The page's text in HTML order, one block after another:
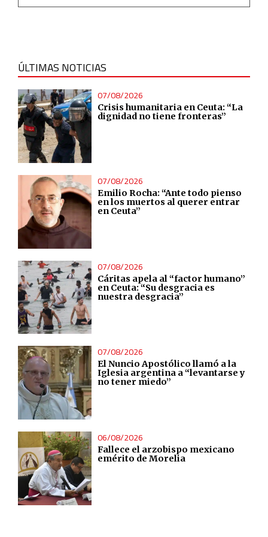
ÚLTIMAS NOTICIAS
07/08/2026
Crisis humanitaria en Ceuta: “La
dignidad no tiene fronteras”
07/08/2026
Emilio Rocha: “Ante todo pienso
en los muertos al querer entrar
en Ceuta”
07/08/2026
Cáritas apela al “factor humano”
en Ceuta: “Su desgracia es
nuestra desgracia”
07/08/2026
El Nuncio Apostólico llamó a la
Iglesia argentina a “levantarse y
no tener miedo”
06/08/2026
Fallece el arzobispo mexicano
emérito de Morelia